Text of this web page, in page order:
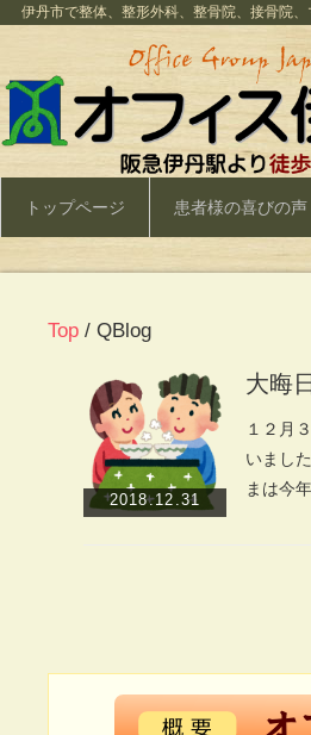
伊丹市で整体、整形外科、整骨院、接骨院
トップページ 患者様の喜びの声
Top / QBlog
2018.12.31
大晦日
１２月
いまし
まは今